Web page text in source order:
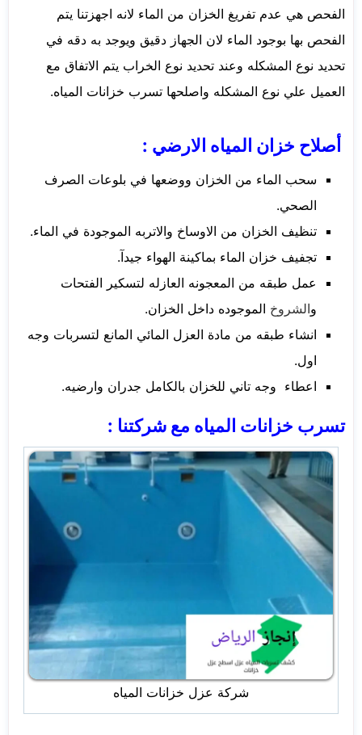
الفحص هي عدم تفريغ الخزان من الماء لانه اجهزتنا يتم
الفحص بها بوجود الماء لان الجهاز دقيق ويوجد به دقه في
تحديد نوع المشكله وعند تحديد نوع الخراب يتم الاتفاق مع
العميل علي نوع المشكله واصلحها تسرب خزانات المياه.
أصلاح خزان المياه الارضي :
سحب الماء من الخزان ووضعها في بلوعات الصرف
الصحي.
تنظيف الخزان من الاوساخ والاتربه الموجودة في الماء.
تجفيف خزان الماء بماكينة الهواء جيدآ.
عمل طبقه من المعجونه العازله لتسكير الفتحات
والشروخ الموجوده داخل الخزان.
انشاء طبقه من مادة العزل المائي المانع لتسربات وجه
اول.
اعطاء وجه تاني للخزان بالكامل جدران وارضيه.
تسرب خزانات المياه مع شركتنا :
شركة عزل خزانات المياه